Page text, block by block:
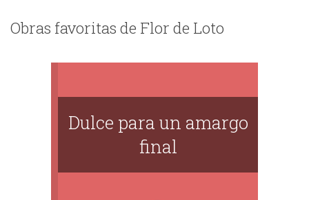
Obras favoritas de Flor de Loto
Dulce para un amargo
final